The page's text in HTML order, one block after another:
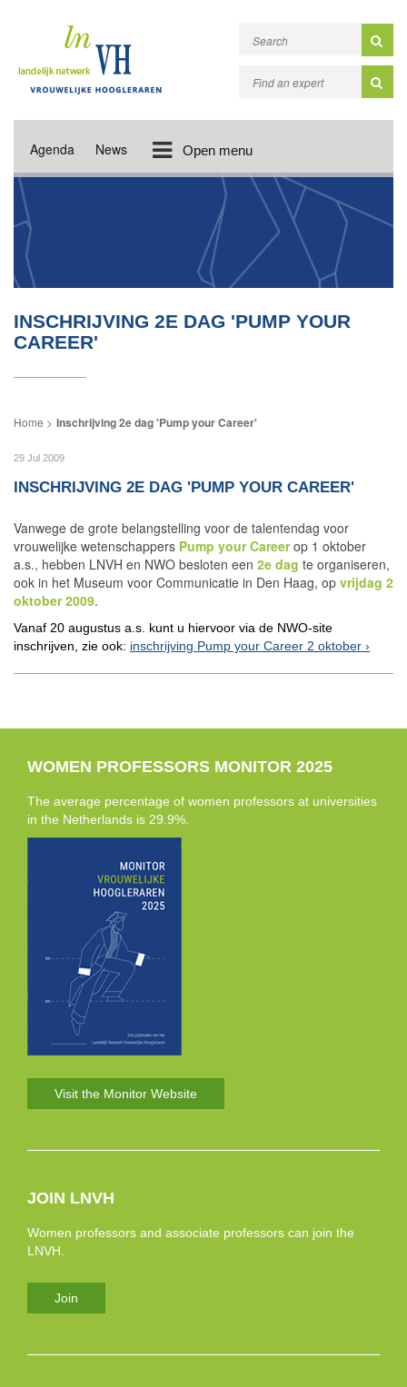
Agenda News Open menu
INSCHRIJVING 2E DAG 'PUMP YOUR
CAREER'
Inschrijving 2e dag 'Pump your Career'
29 Jul 2009
INSCHRIJVING 2E DAG 'PUMP YOUR CAREER'
Vanwege de grote belangstelling voor de talentendag voor
vrouwelijke wetenschappers Pump your Careerop 1 oktober
a.s., hebben LNVH en NWO besloten een 2e dag te organiseren,
ook in het Museum voor Communicatie in Den Haag, op vrijdag 2
oktober 2009.
Vanaf 20 augustus a.s. kunt u hiervoor via de NWO-site
inschrijven, zie ook: inschrijving Pump your Career 2 oktober
WOMEN PROFESSORS MONITOR 2025
The average percentage of women professors at universities
in the Netherlands is 29.9%.
Visit the Monitor Website
JOIN LNVH
Women professors and associate professors can join the
LNVH.
Join